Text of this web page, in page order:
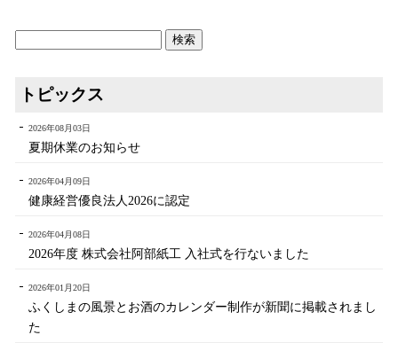
トピックス
2026年08月03日
夏期休業のお知らせ
2026年04月09日
健康経営優良法人2026に認定
2026年04月08日
2026年度 株式会社阿部紙工 入社式を行ないました
2026年01月20日
ふくしまの風景とお酒のカレンダー制作が新聞に掲載されまし
た